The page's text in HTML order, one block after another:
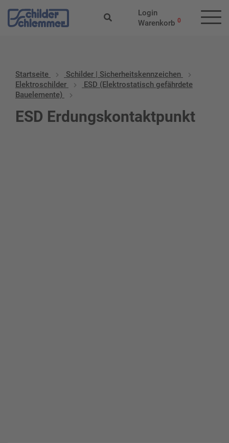
Login
Warenkorb 0
Startseite
Schilder | Sicherheitskennzeichen
Elektroschilder
ESD (Elektrostatisch gefährdete
Bauelemente)
ESD Erdungskontaktpunkt